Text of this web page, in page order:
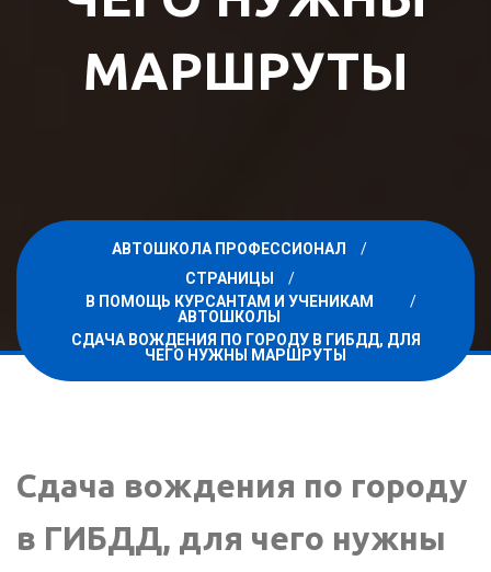
МАРШРУТЫ
АВТОШКОЛА ПРОФЕССИОНАЛ
СТРАНИЦЫ
В ПОМОЩЬ КУРСАНТАМ И УЧЕНИКАМ
АВТОШКОЛЫ
СДАЧА ВОЖДЕНИЯ ПО ГОРОДУ В ГИБДД, ДЛЯ
ЧЕГО НУЖНЫ МАРШРУТЫ
Сдача вождения по городу
в ГИБДД, для чего нужны